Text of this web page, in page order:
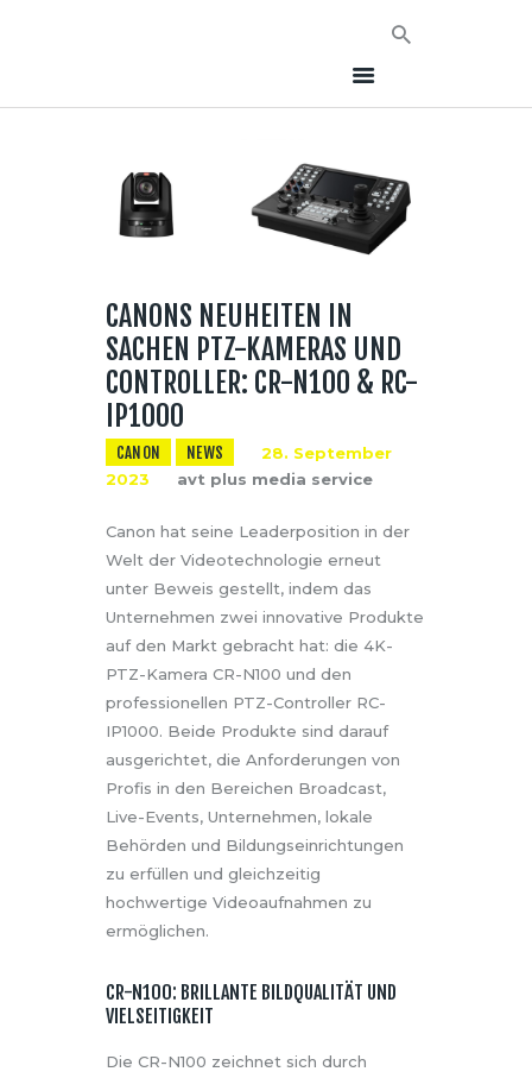
HOME
ÜBER AVT
KONTAKT
CANONS NEUHEITEN IN
SACHEN PTZ-KAMERAS UND
CONTROLLER: CR-N100 & RC-
IP1000
CANON NEWS
28. September
2023
avt plus media service
Canon hat seine Leaderposition in der
Welt der Videotechnologie erneut
unter Beweis gestellt, indem das
Unternehmen zwei innovative Produkte
auf den Markt gebracht hat: die 4K-
PTZ-Kamera CR-N100 und den
professionellen PTZ-Controller RC-
IP1000. Beide Produkte sind darauf
ausgerichtet, die Anforderungen von
Profis in den Bereichen Broadcast,
Live-Events, Unternehmen, lokale
Behörden und Bildungseinrichtungen
zu erfüllen und gleichzeitig
hochwertige Videoaufnahmen zu
ermöglichen.
CR-N100: BRILLANTE BILDQUALITÄT UND
VIELSEITIGKEIT
Die CR-N100 zeichnet sich durch